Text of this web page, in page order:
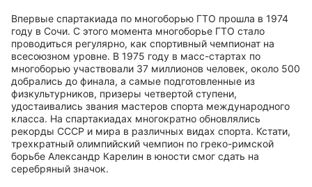
Впервые спартакиада по многоборью ГТО прошла в 1974
году в Сочи. С этого момента многоборье ГТО стало
проводиться регулярно, как спортивный чемпионат на
всесоюзном уровне. В 1975 году в масс-стартах по
многоборью участвовали 37 миллионов человек, около 500
добрались до финала, а самые подготовленные из
физкультурников, призеры четвертой ступени,
удостаивались звания мастеров спорта международного
класса. На спартакиадах многократно обновлялись
рекорды СССР и мира в различных видах спорта. Кстати,
трехкратный олимпийский чемпион по греко-римской
борьбе Александр Карелин в юности смог сдать на
серебряный значок.